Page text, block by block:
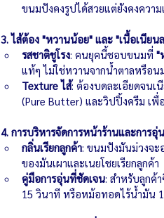
ขนมปังคงรูปได้สวยแต่ยังคงความ
3. ไส้ต้อง "หวานน้อย" และ "เนื้อเนียน
รสชาติชูโรง: คนยุคนี้ชอบขนมที่ "
แท้ๆ ไม่ใช่หวานจากน้ำตาลหรือน
Texture ไส้: ต้องบดละเอียดจนเ
(Pure Butter) และวิปปิ้งครีม เพื่
4. การบริหารจัดการหน้าร้านและการอุ่
กลิ่นเรียกลูกค้า: ขนมปังมันม่วงจะ
ของมันเผาและเนยโชยเรียกลูกค้า
คู่มือการอุ่นที่ชัดเจน: สำหรับลูกค้
15 วินาที หรือหม้อทอดไร้น้ำมัน